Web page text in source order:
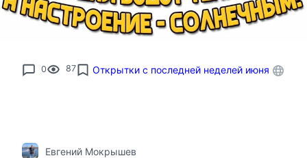
0 87 Открытки с последней неделей июня
Евгений Мокрышев